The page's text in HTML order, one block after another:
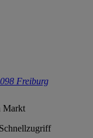
Freiburg
Markt